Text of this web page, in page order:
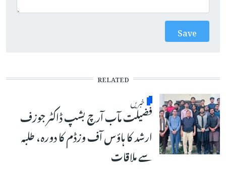
RELATED
خبریں
فضیلت مآب آرچ بشپ ڈاکٹر جوزف
ارشد کا ہاؤس آف وزڈم کا دورہ، طلبہ
سے ملاقات